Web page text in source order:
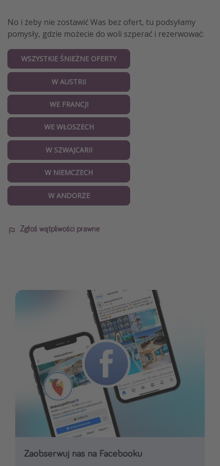
No i żeby nie zostawić Was bez ofert, tu podsyłamy
pomysły, gdzie możecie do woli szperać i rezerwować:
WSZYSTKIE ŚNIEŻNE OFERTY
W AUSTRII
WE FRANCJI
WE WŁOSZECH
W SZWAJCARII
W NIEMCZECH
W ANDORZE
Zgłoś wątpliwości prawne
Zaobserwuj nas na Facebooku
Zaobserwuj nas na Instagramie